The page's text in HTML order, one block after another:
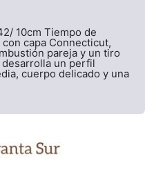
10cm Tiempo de
capa Connecticut,
pareja y un tiro
desarrolla un perfil
cuerpo delicado y una